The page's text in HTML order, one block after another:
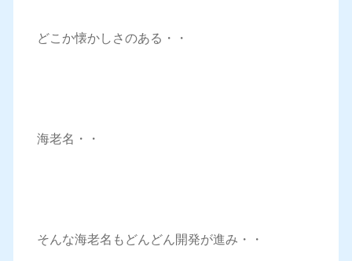
どこか懐かしさのある・・
海老名・・
そんな海老名もどんどん開発が進み・・